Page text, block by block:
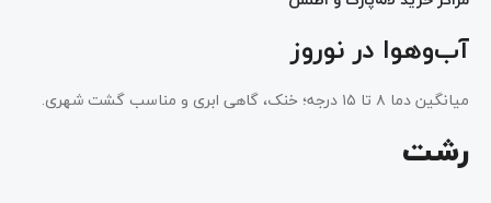
آب‌وهوا در نوروز
میانگین دما ۸ تا ۱۵ درجه؛ خنک، گاهی ابری و مناسب گشت شهری.
رشت